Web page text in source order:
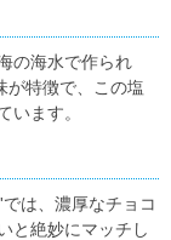
の海水で作られ
が特徴で、この塩
います。
は、濃厚なチョコ
と絶妙にマッチし